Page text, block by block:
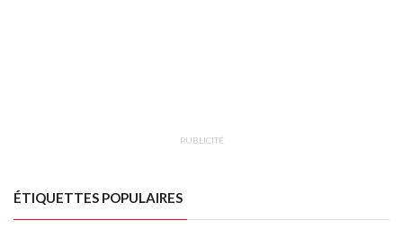
PUBLICITÉ
ÉTIQUETTES POPULAIRES